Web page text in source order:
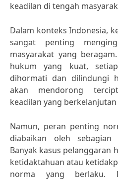
keadilan di tengah
Dalam konteks Indonesia,
sangat penting
masyarakat yang
hukum yang kuat,
dihormati dan dilindungi
akan mendorong
keadilan yang berkelanjutan
Namun, peran penting
diabaikan oleh sebagian
Banyak kasus pelanggaran
ketidaktahuan atau
norma yang